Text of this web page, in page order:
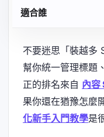
適合誰
不要迷思「裝越多
幫你統一管理標題
正的排名來自 內容
果你還在猶豫怎麼
化新手入門教學是